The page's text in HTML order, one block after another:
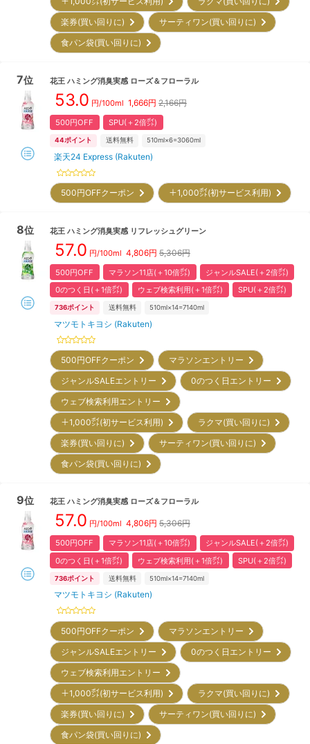
楽券(買い回りに)
サーティワン(買い回りに)
食パン袋(買い回りに)
7位 花王 ハミング消臭実感 ローズ＆フローラル
53.0 円/100ml 1,666円 2,166円
500円OFF SPU(＋2倍㌽)
44ポイント 送料無料 510ml×6=3060ml
楽天24 Express (Rakuten)
500円OFFクーポン ＋1,000㌽(初サービス利用)
8位 花王 ハミング消臭実感 リフレッシュグリーン
57.0 円/100ml 4,806円 5,306円
500円OFF マラソン11店(＋10倍㌽)
ジャンルSALE(＋2倍㌽)
0のつく日(＋1倍㌽)
ウェブ検索利用(＋1倍㌽) SPU(＋2倍㌽)
736ポイント 送料無料 510ml×14=7140ml
マツモトキヨシ (Rakuten)
500円OFFクーポン
マラソンエントリー
ジャンルSALEエントリー
0のつく日エントリー
ウェブ検索利用エントリー
＋1,000㌽(初サービス利用)
ラクマ(買い回りに)
楽券(買い回りに)
サーティワン(買い回りに)
食パン袋(買い回りに)
9位 花王 ハミング消臭実感 ローズ＆フローラル
57.0 円/100ml 4,806円 5,306円
500円OFF マラソン11店(＋10倍㌽)
ジャンルSALE(＋2倍㌽)
0のつく日(＋1倍㌽)
ウェブ検索利用(＋1倍㌽) SPU(＋2倍㌽)
736ポイント 送料無料 510ml×14=7140ml
マツモトキヨシ (Rakuten)
500円OFFクーポン
マラソンエントリー
ジャンルSALEエントリー
0のつく日エントリー
ウェブ検索利用エントリー
＋1,000㌽(初サービス利用)
ラクマ(買い回りに)
楽券(買い回りに)
サーティワン(買い回りに)
食パン袋(買い回りに)